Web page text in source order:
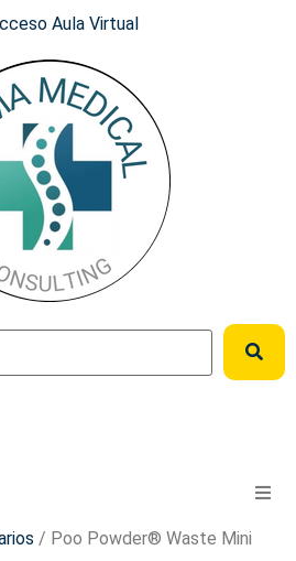
Aula Virtual
/ Poo Powder® Waste Mini